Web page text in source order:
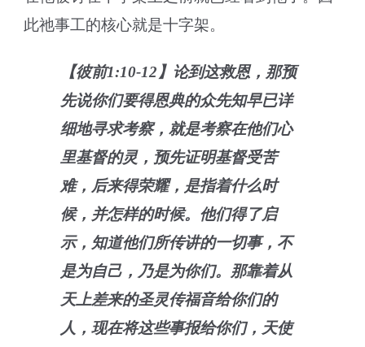
此祂事工的核心就是十字架。
【彼前1:10-12】论到这救恩，那预
先说你们要得恩典的众先知早已详
细地寻求考察，就是考察在他们心
里基督的灵，预先证明基督受苦
难，后来得荣耀，是指着什么时
候，并怎样的时候。他们得了启
示，知道他们所传讲的一切事，不
是为自己，乃是为你们。那靠着从
天上差来的圣灵传福音给你们的
人，现在将这些事报给你们，天使